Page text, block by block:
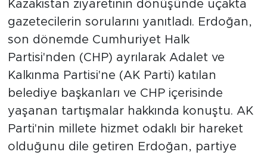
Kazakistan ziyaretinin dönüşünde uçakta
gazetecilerin sorularını yanıtladı. Erdoğan,
son dönemde Cumhuriyet Halk
Partisi'nden (CHP) ayrılarak Adalet ve
Kalkınma Partisi'ne (AK Parti) katılan
belediye başkanları ve CHP içerisinde
yaşanan tartışmalar hakkında konuştu. AK
Parti'nin millete hizmet odaklı bir hareket
olduğunu dile getiren Erdoğan, partiye